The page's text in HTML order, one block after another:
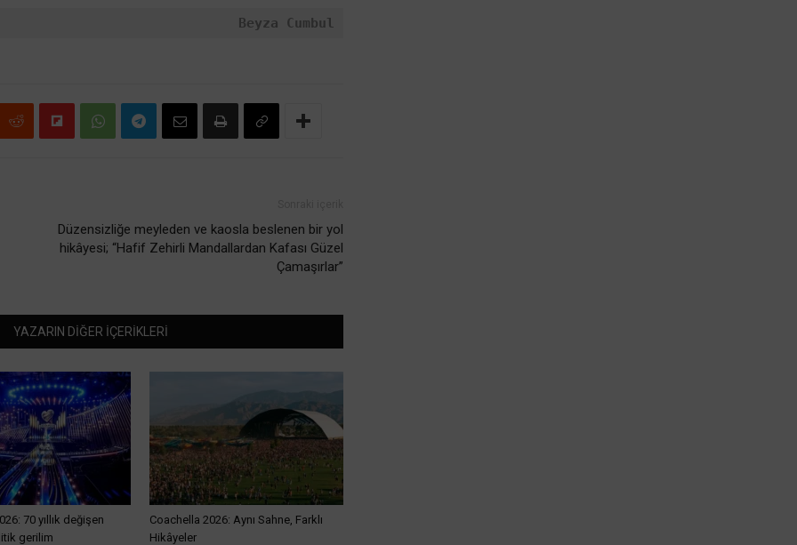
Beyza Cumbul
Düzensizliğe meyleden ve kaosla beslenen bir yol
hikâyesi; “Hafif Zehirli Mandallardan Kafası Güzel
Çamaşırlar”
YAZARIN DİĞER İÇERİKLERİ
70 yıllık değişen
gerilim
Coachella 2026: Aynı Sahne, Farklı
Hikâyeler